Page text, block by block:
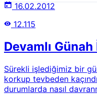
16.02.2012
12.115
Devamlı
Sürekli işlediğimiz bir
korkup tevbeden
durumlarda nasıl